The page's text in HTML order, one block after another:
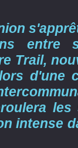
entre
Trail,
d'une
intense